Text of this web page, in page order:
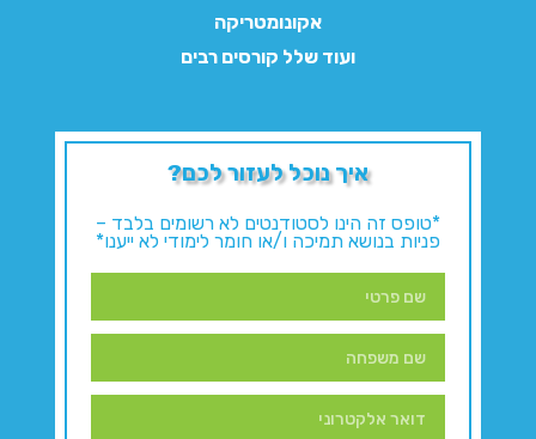
אקונומטריקה
ועוד שלל קורסים רבים
איך נוכל לעזור לכם?
*טופס זה הינו לסטודנטים לא רשומים בלבד –
פניות בנושא תמיכה ו/או חומר לימודי לא ייענו*